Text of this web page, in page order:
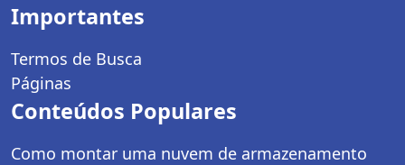
Importantes
Termos de Busca
Páginas
Conteúdos Populares
Como montar uma nuvem de armazenamento